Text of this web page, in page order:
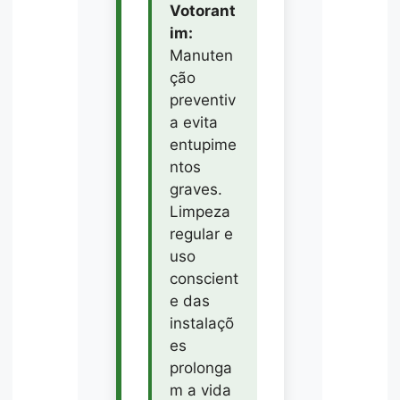
Votorant
im:
Manuten
ção
preventiv
a evita
entupime
ntos
graves.
Limpeza
regular e
uso
conscient
e das
instalaçõ
es
prolonga
m a vida